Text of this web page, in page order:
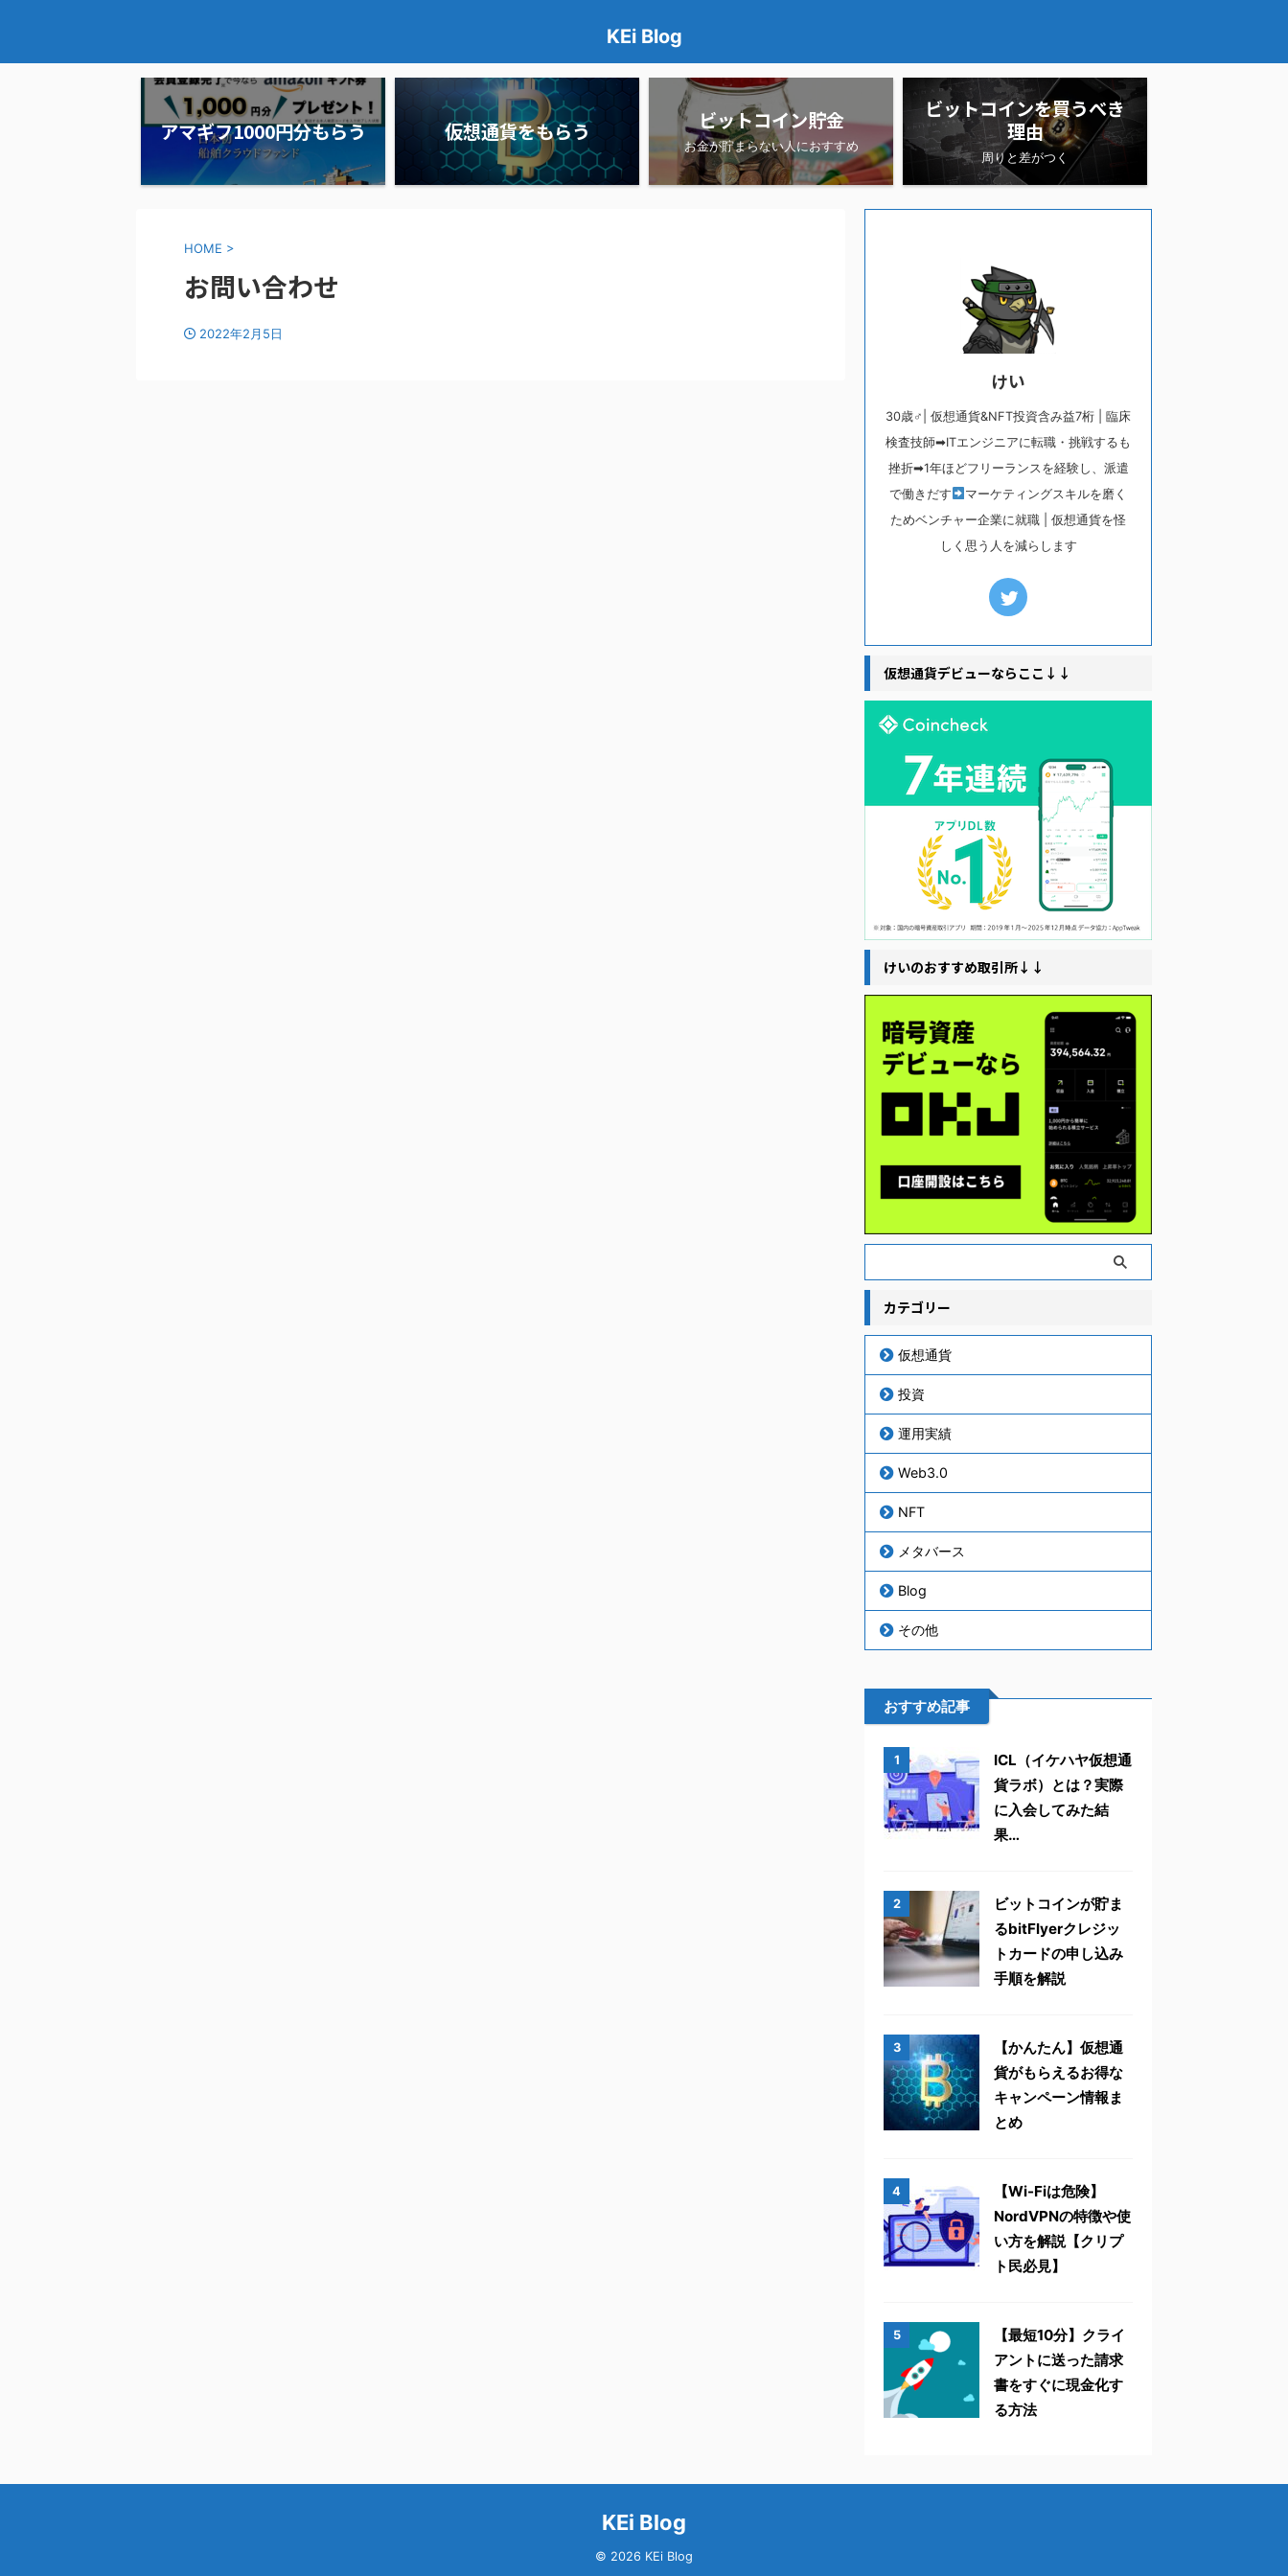
KEi Blog
アマギフ1000円分もらう 仮想通貨をもらう ビットコイン貯金
お金が貯まらない人におすすめ
ビットコインを買うべき
理由
周りと差がつく
HOME >
お問い合わせ
2022年2月5日
けい
30歳♂| 仮想通貨&NFT投資含み益7桁 | 臨床
検査技師➡ITエンジニアに転職・挑戦するも
挫折➡1年ほどフリーランスを経験し、派遣
で働きだす
マーケティングスキルを磨く
ためベンチャー企業に就職 | 仮想通貨を怪
しく思う人を減らします
仮想通貨デビューならここ↓↓
けいのおすすめ取引所↓↓
カテゴリー
仮想通貨
投資
運用実績
Web3.0
NFT
メタバース
Blog
その他
おすすめ記事
1
ICL（イケハヤ仮想通
貨ラボ）とは？実際
に入会してみた結
果…
2
ビットコインが貯ま
るbitFlyerクレジッ
トカードの申し込み
手順を解説
3
【かんたん】仮想通
貨がもらえるお得な
キャンペーン情報ま
とめ
4
【Wi-Fiは危険】
NordVPNの特徴や使
い方を解説【クリプ
ト民必見】
5
【最短10分】クライ
アントに送った請求
書をすぐに現金化す
る方法
KEi Blog
© 2026 KEi Blog